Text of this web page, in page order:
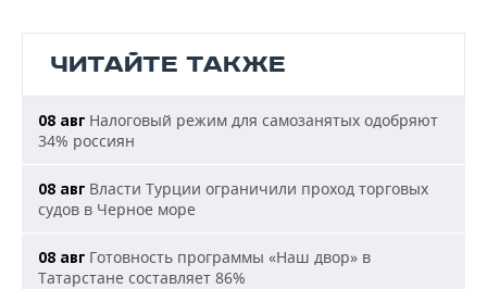
ЧИТАЙТЕ ТАКЖЕ
08 авг Налоговый режим для самозанятых одобряют
34% россиян
08 авг Власти Турции ограничили проход торговых
судов в Черное море
08 авг Готовность программы «Наш двор» в
Татарстане составляет 86%